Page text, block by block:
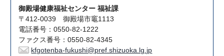
御殿場健康福祉センター 福祉課
〒412-0039 御殿場市竈1113
電話番号：0550-82-1222
ファクス番号：0550-82-4345
kfgotenba-fukushi@pref.shizuoka.lg.jp